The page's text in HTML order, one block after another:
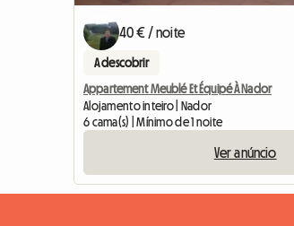
40 € / noite
A descobrir
Appartement Meublé Et Équipé À Nador
Alojamento inteiro | Nador
6 cama(s) | Mínimo de 1 noite
Ver anúncio